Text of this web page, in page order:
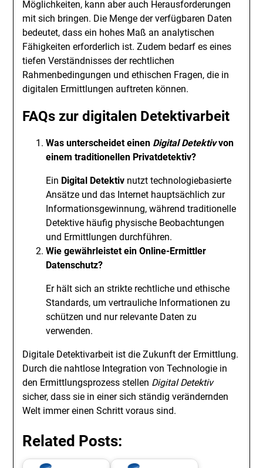
Möglichkeiten, kann aber auch Herausforderungen
mit sich bringen. Die Menge der verfügbaren Daten
bedeutet, dass ein hohes Maß an analytischen
Fähigkeiten erforderlich ist. Zudem bedarf es eines
tiefen Verständnisses der rechtlichen
Rahmenbedingungen und ethischen Fragen, die in
digitalen Ermittlungen auftreten können.
FAQs zur digitalen Detektivarbeit
Was unterscheidet einen Digital Detektivvon
einem traditionellen Privatdetektiv?
Ein Digital Detektiv nutzt technologiebasierte
Ansätze und das Internet hauptsächlich zur
Informationsgewinnung, während traditionelle
Detektive häufig physische Beobachtungen
und Ermittlungen durchführen.
Wie gewährleistet einOnline-Ermittler
Datenschutz?
Er hält sich an strikte rechtliche und ethische
Standards, um vertrauliche Informationen zu
schützen und nur relevante Daten zu
verwenden.
Digitale Detektivarbeit ist die Zukunft der Ermittlung.
Durch die nahtlose Integration von Technologie in
den Ermittlungsprozess stellen Digital Detektiv
sicher, dass sie in einer sich ständig verändernden
Welt immer einen Schritt voraus sind.
Related Posts: